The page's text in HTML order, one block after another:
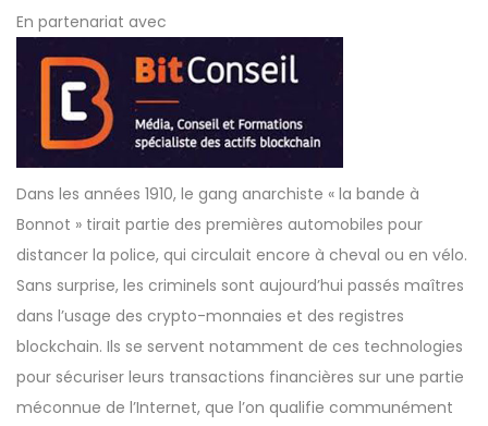
En partenariat avec
Dans les années 1910, le gang anarchiste « la bande à
Bonnot » tirait partie des premières automobiles pour
distancer la police, qui circulait encore à cheval ou en vélo.
Sans surprise, les criminels sont aujourd’hui passés maîtres
dans l’usage des crypto-monnaies et des registres
blockchain. Ils se servent notamment de ces technologies
pour sécuriser leurs transactions financières sur une partie
méconnue de l’Internet, que l’on qualifie communément